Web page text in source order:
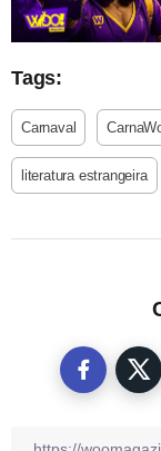
Tags:
Carnaval
literatura estrangeira